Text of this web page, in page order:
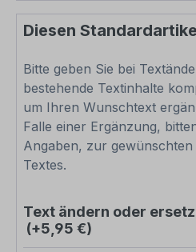
Diesen
Bitte geben Sie bei
bestehende Textinhalte
um Ihren Wunschtext
Falle einer Ergänzung,
Angaben, zur
Textes.
Text ändern oder
(+5,95 €)